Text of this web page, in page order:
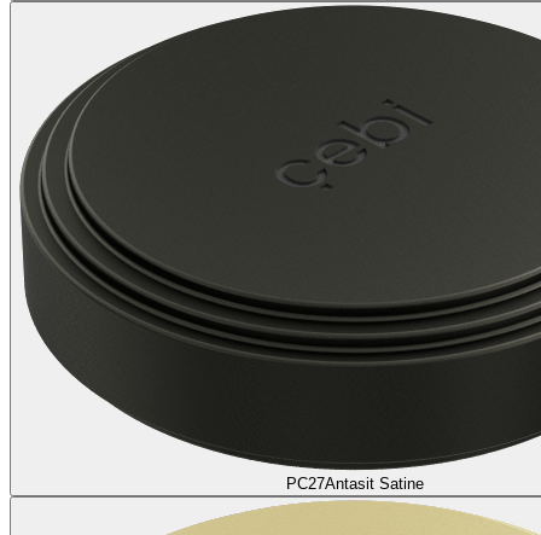
PC27Antasit Satine